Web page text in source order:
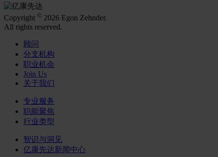
Copyright © 2026 Egon Zehnder.
All rights reserved.
顾问
分支机构
职业机会
Join Us
关于我们
专业服务
职能聚焦
行业类型
智识与洞见
亿康先达新闻中心